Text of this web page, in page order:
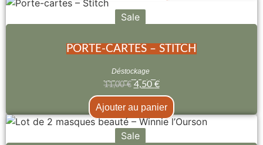
Sale
PORTE-CARTES – STITCH
Déstockage
11,00€ 4,50 €
Ajouter au panier
Sale